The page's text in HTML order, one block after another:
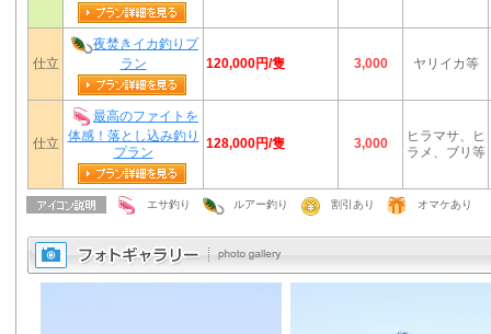
仕立
夜焚きイカ釣りプ
ラン
120,000円/隻 3,000 ヤリイカ等
仕立
最高のファイトを
体感！落とし込み釣り
プラン
128,000円/隻 3,000
ヒラマサ、ヒ
ラメ、ブリ等
エサ釣り ルアー釣り 割引あり オマケあり